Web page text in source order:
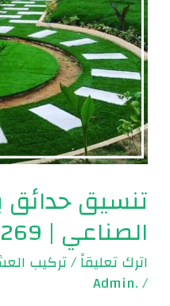
تنسيق
الصناعي | 0560048269
اترك تعليقاً/تركيب
/
.Admin